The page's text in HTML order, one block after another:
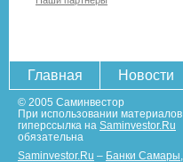
Главная Новости
© 2005 Саминвестор
При использовании материалов
гиперссылка на Saminvestor.Ru
обязательна
Saminvestor.Ru – Банки Самары